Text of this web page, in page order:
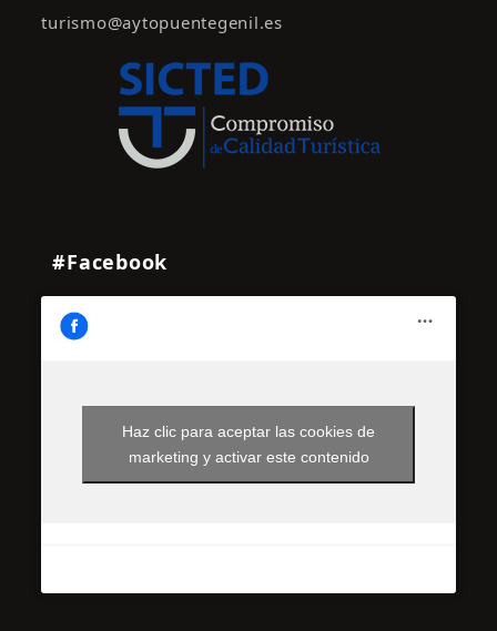
turismo@aytopuentegenil.es
#Facebook
Haz clic para aceptar las cookies de
marketing y activar este contenido